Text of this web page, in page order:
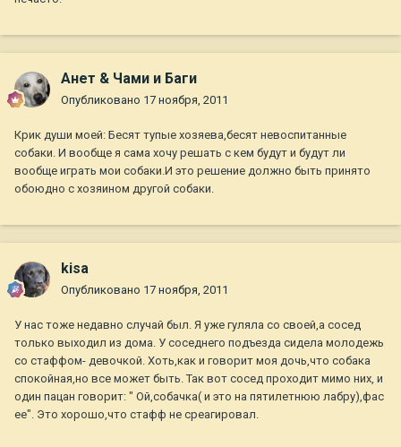
Анет & Чами и Баги
Опубликовано 17 ноября, 2011
Крик души моей: Бесят тупые хозяева,бесят невоспитанные
собаки. И вообще я сама хочу решать с кем будут и будут ли
вообще играть мои собаки.И это решение должно быть принято
обоюдно с хозяином другой собаки.
kisa
Опубликовано 17 ноября, 2011
У нас тоже недавно случай был. Я уже гуляла со своей,а сосед
только выходил из дома. У соседнего подъезда сидела молодежь
со стаффом- девочкой. Хоть,как и говорит моя дочь,что собака
спокойная,но все может быть. Так вот сосед проходит мимо них, и
один пацан говорит: " Ой,собачка( и это на пятилетнюю лабру),фас
ее". Это хорошо,что стафф не среагировал.